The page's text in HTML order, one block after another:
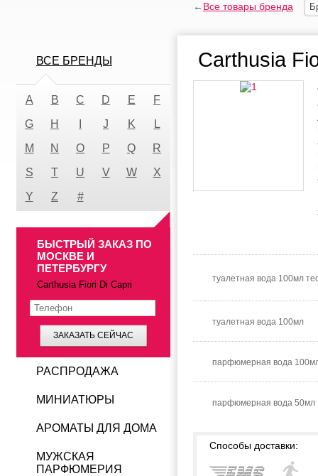
←Все товары бренда
Carthusia
туалетная вода 100мл
туалетная вода 100мл
парфюмерная вода
парфюмерная вода 50мл
Способы доставки:
ВСЕ БРЕНДЫ
A B C D E
F
G
H J K
L
M
N O P Q
R
S
T U V W
X
Y
Z #
БЫСТРЫЙ ЗАКАЗ ПО
МОСКВЕ И
ПЕТЕРБУРГУ
Carthusia Fiori Di Capri
ЗАКАЗАТЬ СЕЙЧАС
РАСПРОДАЖА
МИНИАТЮРЫ
АРОМАТЫ ДЛЯ ДОМА
МУЖСКАЯ
ПАРФЮМЕРИЯ